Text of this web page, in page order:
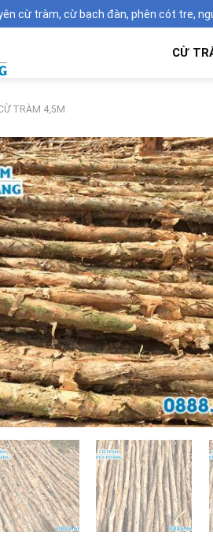
cừ tràm, cừ bạch đàn, phên cót tre,
CỪ
TRÀM 4,5M